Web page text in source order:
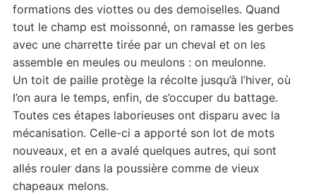
formations des viottes ou des demoiselles. Quand
tout le champ est moissonné, on ramasse les gerbes
avec une charrette tirée par un cheval et on les
assemble en meules ou meulons : on meulonne.
Un toit de paille protège la récolte jusqu’à l’hiver, où
l’on aura le temps, enfin, de s’occuper du battage.
Toutes ces étapes laborieuses ont disparu avec la
mécanisation. Celle-ci a apporté son lot de mots
nouveaux, et en a avalé quelques autres, qui sont
allés rouler dans la poussière comme de vieux
chapeaux melons.